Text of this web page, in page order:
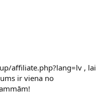
affiliate.php?lang=lv , lai
ir viena no